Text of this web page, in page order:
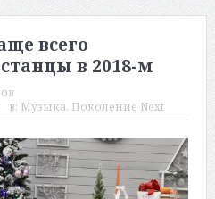
всего
в 2018-м
в: Музыка, Поколение Next